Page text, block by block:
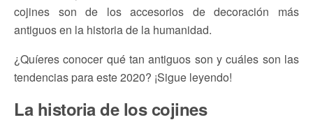
cojines son de los accesorios de decoración más
antiguos en la historia de la humanidad.
¿Quíeres conocer qué tan antiguos son y cuáles son las
tendencias para este 2020? ¡Sigue leyendo!
La historia de los cojines